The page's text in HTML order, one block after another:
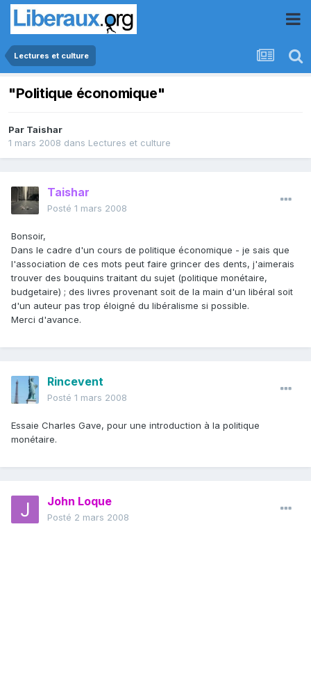
Lectures et culture
"Politique économique"
Par Taishar
1 mars 2008 dans Lectures et culture
Taishar
Posté 1 mars 2008
Bonsoir,
Dans le cadre d'un cours de politique économique - je sais que
l'association de ces mots peut faire grincer des dents, j'aimerais
trouver des bouquins traitant du sujet (politique monétaire,
budgetaire) ; des livres provenant soit de la main d'un libéral soit
d'un auteur pas trop éloigné du libéralisme si possible.
Merci d'avance.
Rincevent
Posté 1 mars 2008
Essaie Charles Gave, pour une introduction à la politique
monétaire.
John Loque
Posté 2 mars 2008